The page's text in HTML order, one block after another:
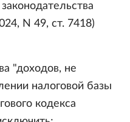
N 49, ст. 7418)
"доходов, не
налоговой базы
кодекса